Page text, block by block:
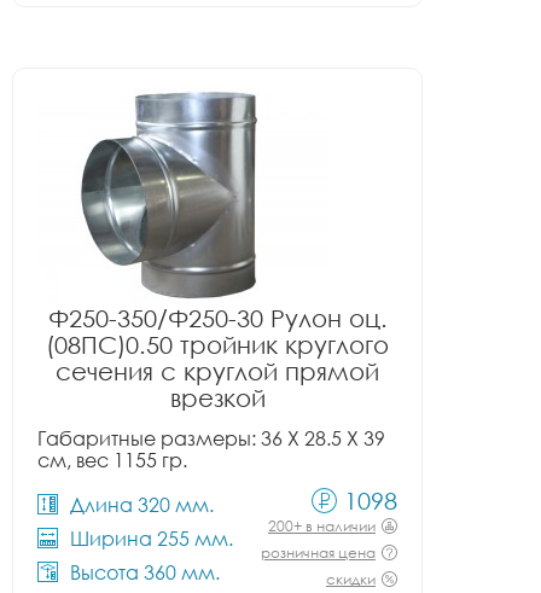
Ф250-350/Ф250-30 Рулон оц.
(08ПС)0.50 тройник круглого
сечения с круглой прямой
врезкой
Габаритные размеры: 36 X 28.5 X 39
см, вес 1155 гр.
Длина 320 мм.
Ширина 255 мм.
Высота 360 мм.
1098
200+ в наличии
розничная цена
скидки